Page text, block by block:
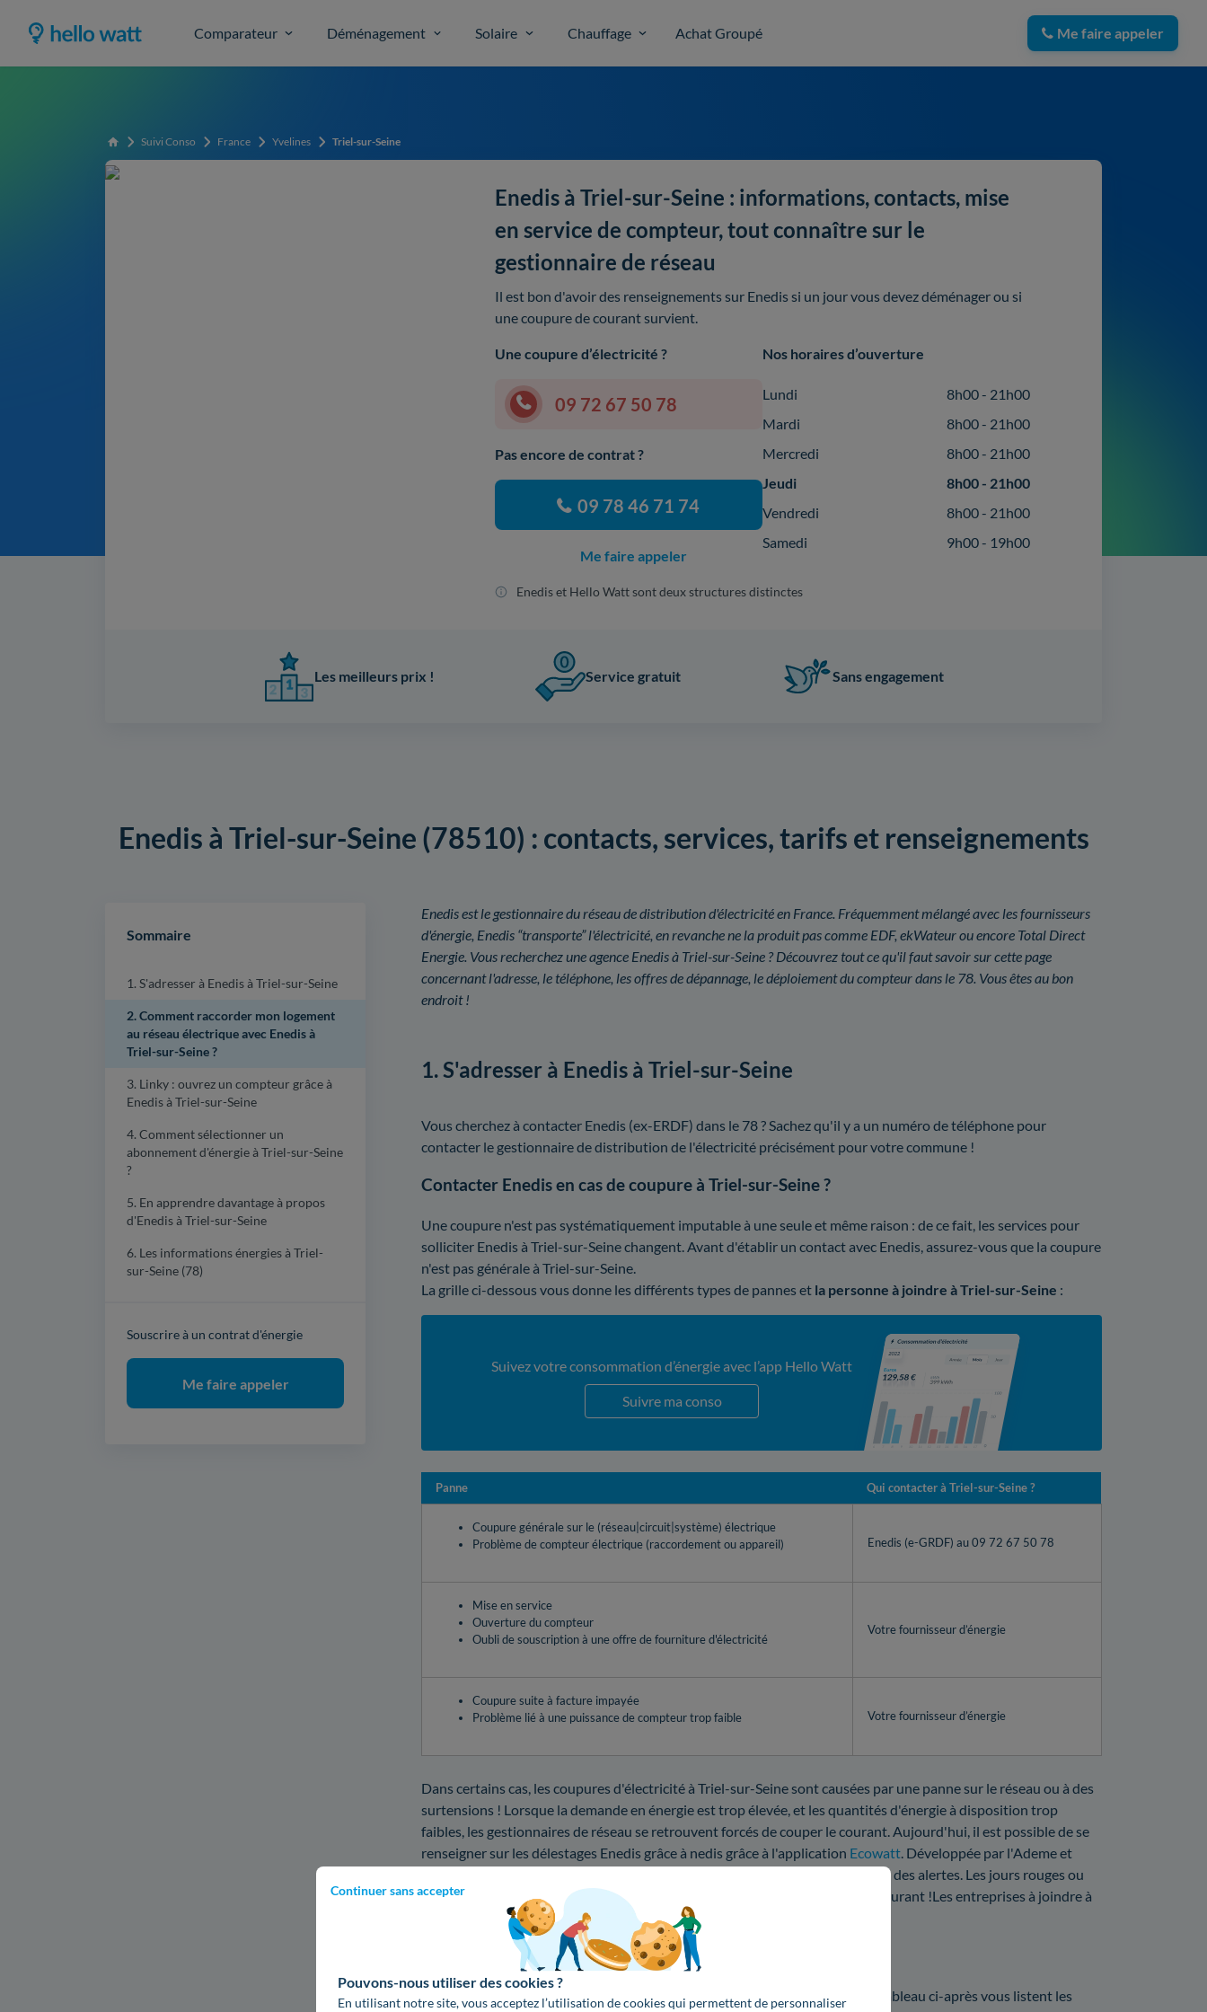
Comparateur Déménagement Solaire Chauffage Achat Groupé Me faire appeler
Continuer sans accepter
Pouvons-nous utiliser des cookies ?
En utilisant notre site, vous acceptez l’utilisation de cookies qui permettent de personnaliser
Accueil Suivi Conso France Yvelines Triel-sur-Seine
Enedis à Triel-sur-Seine : informations, contacts, mise
en service de compteur, tout connaître sur le
gestionnaire de réseau
Il est bon d'avoir des renseignements sur Enedis si un jour vous devez déménager ou si
une coupure de courant survient.
Une coupure d’électricité ?
09 72 67 50 78
Pas encore de contrat ?
09 78 46 71 74
Me faire appeler
Nos horaires d’ouverture
Lundi
8h00 - 21h00
Mardi
8h00 - 21h00
Mercredi
8h00 - 21h00
Jeudi
8h00 - 21h00
Vendredi
8h00 - 21h00
Samedi
9h00 - 19h00
Enedis et Hello Watt sont deux structures distinctes
Les meilleurs prix ! Service gratuit Sans engagement
Enedis à Triel-sur-Seine (78510) : contacts, services, tarifs et renseignements
Sommaire
1. S'adresser à Enedis à Triel-sur-Seine
2. Comment raccorder mon logement
au réseau électrique avec Enedis à
Triel-sur-Seine ?
3. Linky : ouvrez un compteur grâce à
Enedis à Triel-sur-Seine
4. Comment sélectionner un
abonnement d'énergie à Triel-sur-Seine
?
5. En apprendre davantage à propos
d'Enedis à Triel-sur-Seine
6. Les informations énergies à Triel-
sur-Seine (78)
Souscrire à un contrat d'énergie
Me faire appeler
Enedis est le gestionnaire du réseau de distribution d'électricité en France. Fréquemment mélangé avec les fournisseurs
d'énergie, Enedis “transporte” l'électricité, en revanche ne la produit pas comme EDF, ekWateur ou encore Total Direct
Energie. Vous recherchez une agence Enedis à Triel-sur-Seine ? Découvrez tout ce qu'il faut savoir sur cette page
concernant l'adresse, le téléphone, les offres de dépannage, le déploiement du compteur dans le 78. Vous êtes au bon
endroit !
1. S'adresser à Enedis à Triel-sur-Seine
Vous cherchez à contacter Enedis (ex-ERDF) dans le 78 ? Sachez qu'il y a un numéro de téléphone pour
contacter le gestionnaire de distribution de l'électricité précisément pour votre commune !
Contacter Enedis en cas de coupure à Triel-sur-Seine ?
Une coupure n'est pas systématiquement imputable à une seule et même raison : de ce fait, les services pour
solliciter Enedis à Triel-sur-Seine changent. Avant d'établir un contact avec Enedis, assurez-vous que la coupure
n'est pas générale à Triel-sur-Seine.
La grille ci-dessous vous donne les différents types de pannes et la personne à joindre à Triel-sur-Seine :
Suivez votre consommation d’énergie avec l’app Hello Watt
Suivre ma conso
Panne Qui contacter à Triel-sur-Seine ?
Coupure générale sur le (réseau|circuit|système) électrique
Problème de compteur électrique (raccordement ou appareil)
Enedis (e-GRDF) au 09 72 67 50 78
Mise en service
Ouverture du compteur
Oubli de souscription à une offre de fourniture d'électricité
Votre fournisseur d’énergie
Coupure suite à facture impayée
Problème lié à une puissance de compteur trop faible
Votre fournisseur d’énergie
Dans certains cas, les coupures d'électricité à Triel-sur-Seine sont causées par une panne sur le réseau ou à des
surtensions ! Lorsque la demande en énergie est trop élevée, et les quantités d'énergie à disposition trop
faibles, les gestionnaires de réseau se retrouvent forcés de couper le courant. Aujourd'hui, il est possible de se
renseigner sur les délestages Enedis grâce à nedis grâce à l'application Ecowatt. Développée par l'Ademe et
RTE, elle vous informe sur les risques de coupure Enedis en direct et à travers des alertes. Les jours rouges ou
oranges, il faudra surveiller votre consommation pour éviter la coupure de courant !Les entreprises à joindre à
Triel-sur-Seine ne sont pas identiques selon la panne que vous avez.
Coupure au 78510 : combien coûte une intervention ?
Besoin d'en apprendre plus sur le dépannage Enedis dans les Yvelines ? Les tableau ci-après vous listent les